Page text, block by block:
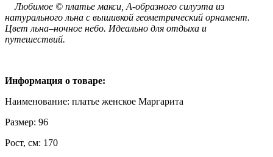
Любимое © платье макси, А-образного силуэта из
натурального льна с вышивкой геометрический орнамент.
Цвет льна–ночное небо. Идеально для отдыха и
путешествий.
Информация о товаре:
Наименование: платье женское Маргарита
Размер: 96
Рост, см: 170